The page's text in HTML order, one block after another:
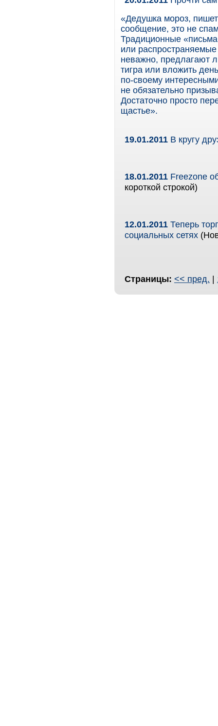
«Дедушка мороз,
сообщение, это не
Традиционные
или распространяемые
неважно, предлагают
тигра или вложить
по-своему
не обязательно
Достаточно просто
щастье».
19.01.2011 В кругу
18.01.2011 Freezone
короткой строкой)
12.01.2011 Теперь
социальных сетях
Страницы: << пред. |